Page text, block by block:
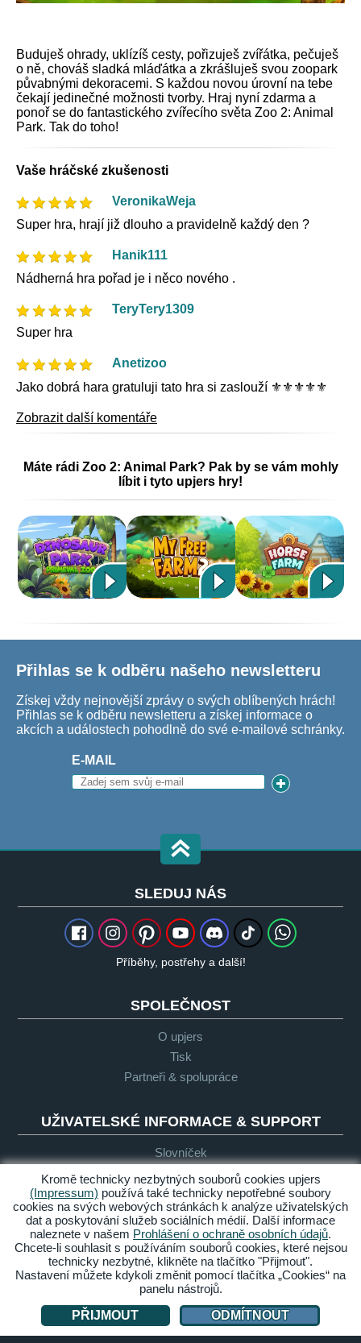
Buduješ ohrady, uklízíš cesty, pořizuješ zvířátka, pečuješ
o ně, chováš sladká mláďátka a zkrášluješ svou zoopark
půvabnými dekoracemi. S každou novou úrovní na tebe
čekají jedinečné možnosti tvorby. Hraj nyní zdarma a
ponoř se do fantastického zvířecího světa Zoo 2: Animal
Park. Tak do toho!
Vaše hráčské zkušenosti
VeronikaWeja
Super hra, hrají již dlouho a pravidelně každý den ?
Hanik111
Nádherná hra pořad je i něco nového .
TeryTery1309
Super hra
Anetizoo
Jako dobrá hara gratuluji tato hra si zaslouží ⚜️⚜️⚜️⚜️⚜️
Zobrazit další komentáře
Máte rádi Zoo 2: Animal Park? Pak by se vám mohly
líbit i tyto upjers hry!
Přihlas se k odběru našeho newsletteru
Získej vždy nejnovější zprávy o svých oblíbených hrách!
Přihlas se k odběru newsletteru a získej informace o
akcích a událostech pohodlně do své e-mailové schránky.
E-MAIL
SLEDUJ NÁS
Příběhy, postřehy a další!
SPOLEČNOST
O upjers
Tisk
Partneři & spolupráce
UŽIVATELSKÉ INFORMACE & SUPPORT
Slovníček
Obecné zásady pro "Let's Play"
Podpora
Impresum
Ochrana
osobních
údajů
Podmínky
Bezbariérový
přístup
Spravovat cookies
Kromě technicky nezbytných souborů cookies upjers
(Impressum) používá také technicky nepotřebné soubory
cookies na svých webových stránkách k analýze uživatelských
dat a poskytování služeb sociálních médií. Další informace
naleznete v našem Prohlášení o ochraně osobních údajů.
Chcete-li souhlasit s používáním souborů cookies, které nejsou
technicky nezbytné, klikněte na tlačítko "Přijmout".
Nastavení můžete kdykoli změnit pomocí tlačítka „Cookies“ na
panelu nástrojů.
PŘIJMOUT
ODMÍTNOUT